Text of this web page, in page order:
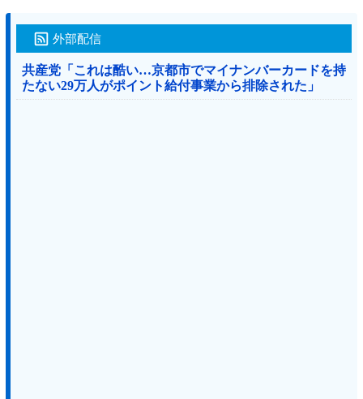
外部配信
共産党「これは酷い…京都市でマイナンバーカードを持
たない29万人がポイント給付事業から排除された」